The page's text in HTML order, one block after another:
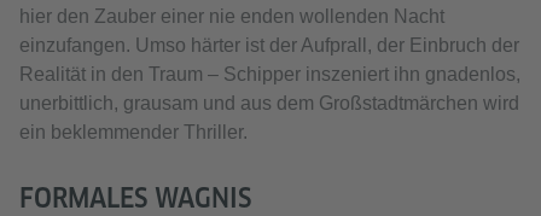
hier den Zauber einer nie enden wollenden Nacht
einzufangen. Umso härter ist der Aufprall, der Einbruch der
Realität in den Traum – Schipper inszeniert ihn gnadenlos,
unerbittlich, grausam und aus dem Großstadtmärchen wird
ein beklemmender Thriller.
FORMALES WAGNIS